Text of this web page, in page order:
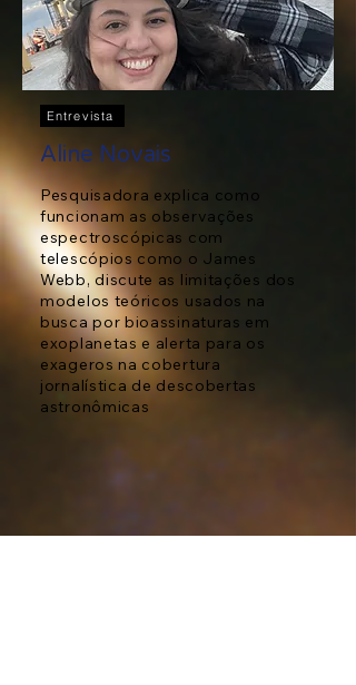
Entrevista
Aline Novais
Pesquisadora explica como
funcionam as observações
espectroscópicas com
telescópios como o James
Webb, discute as limitações dos
modelos teóricos usados na
busca por bioassinaturas em
exoplanetas e alerta para os
exageros na cobertura
jornalística de descobertas
astronômicas